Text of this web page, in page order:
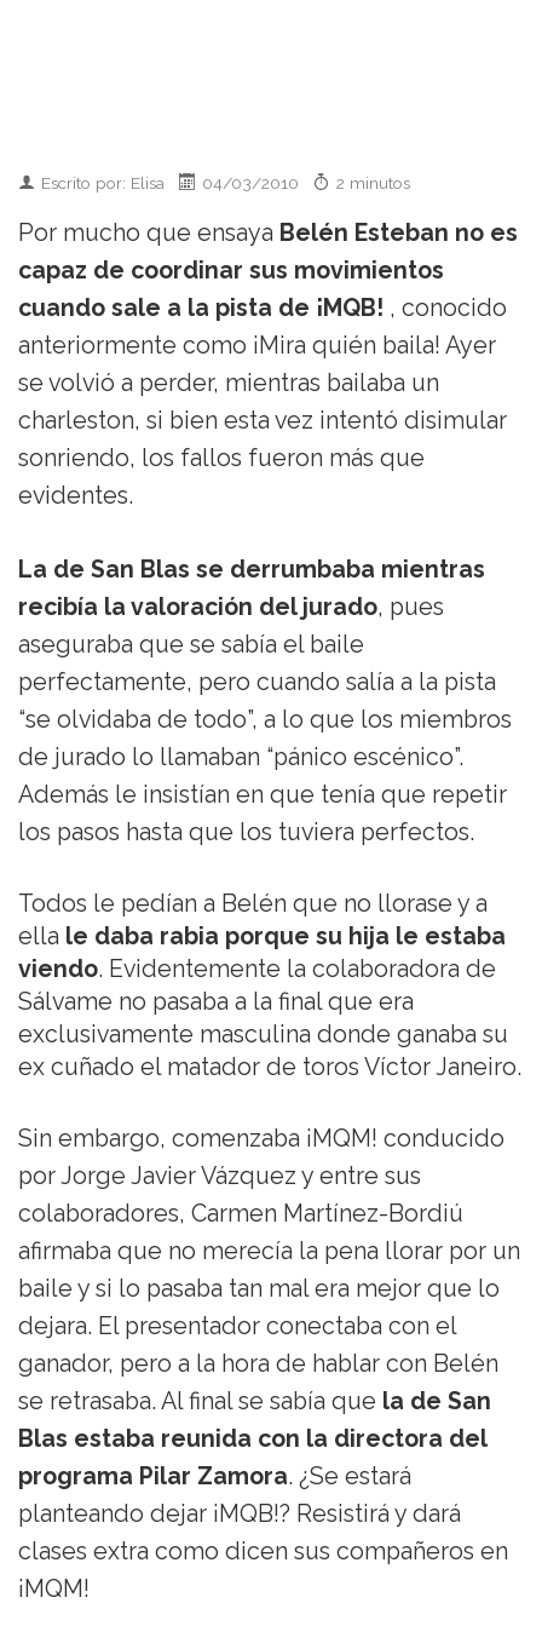
Escrito por: Elisa 04/03/2010 2 minutos
Por mucho que ensaya Belén Esteban no es
capaz de coordinar sus movimientos
cuando sale a la pista de ¡MQB! , conocido
anteriormente como ¡Mira quién baila! Ayer
se volvió a perder, mientras bailaba un
charleston, si bien esta vez intentó disimular
sonriendo, los fallos fueron más que
evidentes.
La de San Blas se derrumbaba mientras
recibía la valoración del jurado, pues
aseguraba que se sabía el baile
perfectamente, pero cuando salía a la pista
“se olvidaba de todo”, a lo que los miembros
de jurado lo llamaban “pánico escénico”.
Además le insistían en que tenía que repetir
los pasos hasta que los tuviera perfectos.
Todos le pedían a Belén que no llorase y a
ella le daba rabia porque su hija le estaba
viendo. Evidentemente la colaboradora de
Sálvame no pasaba a la final que era
exclusivamente masculina donde ganaba su
ex cuñado el matador de toros Víctor Janeiro.
Sin embargo, comenzaba ¡MQM! conducido
por Jorge Javier Vázquez y entre sus
colaboradores, Carmen Martínez-Bordiú
afirmaba que no merecía la pena llorar por un
baile y si lo pasaba tan mal era mejor que lo
dejara. El presentador conectaba con el
ganador, pero a la hora de hablar con Belén
se retrasaba. Al final se sabía que la de San
Blas estaba reunida con la directora del
programa Pilar Zamora. ¿Se estará
planteando dejar ¡MQB!? Resistirá y dará
clases extra como dicen sus compañeros en
¡MQM!